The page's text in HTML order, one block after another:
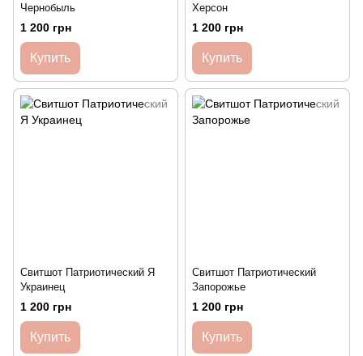
Чернобыль
1 200 грн
Купить
Херсон
1 200 грн
Купить
Свитшот Патриотический Я
Украинец
1 200 грн
Купить
Свитшот Патриотический
Запорожье
1 200 грн
Купить